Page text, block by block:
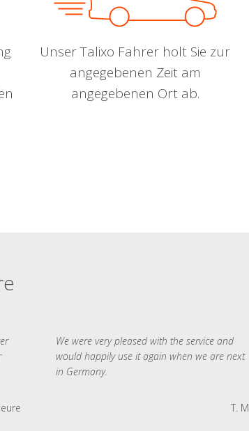
Unser Talixo Fahrer holt Sie zur
angegebenen Zeit am
angegebenen Ort ab.
We were very pleased with the service and
would happily use it again when we are next
in Germany.
T. M.